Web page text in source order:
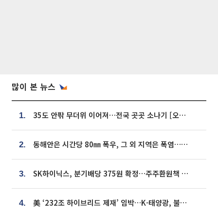
많이 본 뉴스
1. 35도 안팎 무더위 이어져…전국 곳곳 소나기 [오늘 날씨]
2. 동해안은 시간당 80㎜ 폭우, 그 외 지역은 폭염…‘극과 극 날씨’
3. SK하이닉스, 분기배당 375원 확정…주주환원책 9월로 앞당겨 발표
4. 美 ‘232조 하이브리드 제재’ 임박…K-태양광, 불확실성 털고 날개 다나